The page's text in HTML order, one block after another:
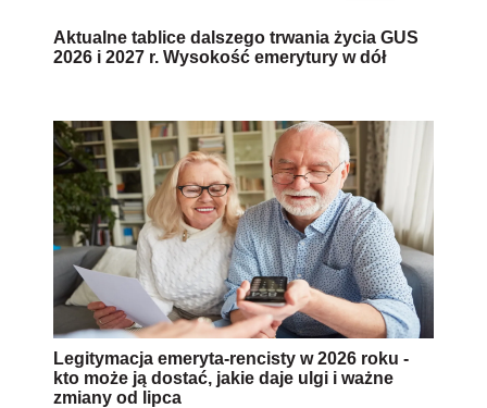
Aktualne tablice dalszego trwania życia GUS
2026 i 2027 r. Wysokość emerytury w dół
Legitymacja emeryta‑rencisty w 2026 roku -
kto może ją dostać, jakie daje ulgi i ważne
zmiany od lipca